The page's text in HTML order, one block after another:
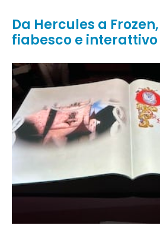
Da Hercules a
fiabesco e interattivo